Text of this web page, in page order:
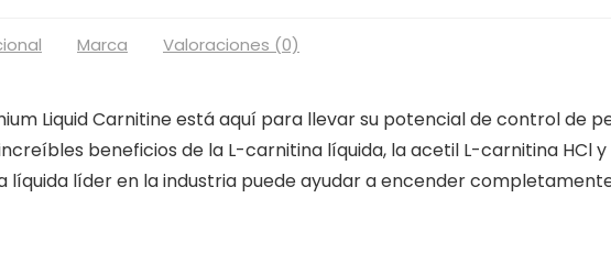
Marca Valoraciones (0)
Liquid Carnitine está aquí para llevar su potencial de control de
beneficios de la L-carnitina líquida, la acetil L-carnitina HCl y
líder en la industria puede ayudar a encender